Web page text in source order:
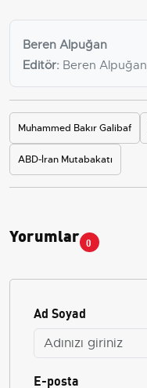
Beren Alpuğan
Editör: Beren Alpuğan
Muhammed Bakır Galibaf
ABD-İran Mutabakatı
Yorumlar 0
Ad Soyad
E-posta